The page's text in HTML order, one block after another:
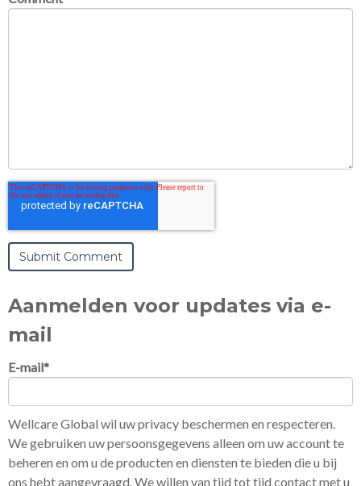
Aanmelden voor updates via e-
mail
E-mail*
Wellcare Global wil uw privacy beschermen en respecteren.
We gebruiken uw persoonsgegevens alleen om uw account te
beheren en om u de producten en diensten te bieden die u bij
ons hebt aangevraagd. We willen van tijd tot tijd contact met u